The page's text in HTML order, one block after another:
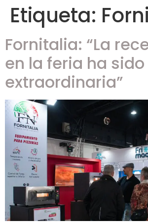
Etiqueta:
Fornitalia: “La
en la feria ha sido
extraordinaria”